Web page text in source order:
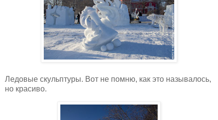
Ледовые скульптуры. Вот не помню, как это называлось,
но красиво.